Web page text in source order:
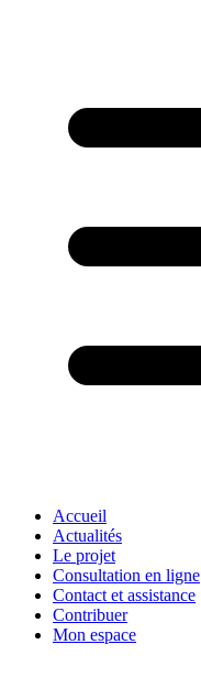
Accueil
Actualités
Le projet
Consultation en ligne
Contact et assistance
Contribuer
Mon espace